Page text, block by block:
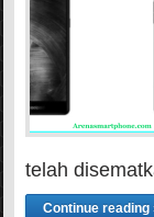
telah
Continue reading